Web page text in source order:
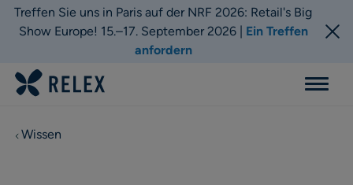
Treffen Sie uns in Paris auf der NRF 2026: Retail's Big
Show Europe! 15.–17. September 2026 | Ein Treffen
anfordern
Menu
Wissen